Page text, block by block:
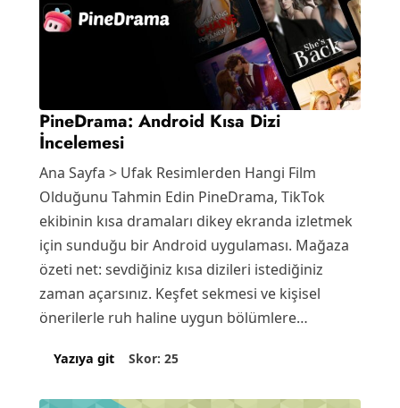
PineDrama: Android Kısa Dizi
İncelemesi
Ana Sayfa > Ufak Resimlerden Hangi Film
Olduğunu Tahmin Edin PineDrama, TikTok
ekibinin kısa dramaları dikey ekranda izletmek
için sunduğu bir Android uygulaması. Mağaza
özeti net: sevdiğiniz kısa dizileri istediğiniz
zaman açarsınız. Keşfet sekmesi ve kişisel
önerilerle ruh haline uygun bölümlere…
Yazıya git Skor: 25